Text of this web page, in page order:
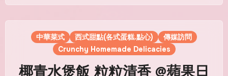
中華菜式 西式甜點(各式蛋糕.點心)
傳媒訪問
Crunchy Homemade Delicacies
椰青水煲飯 粒粒清香 @蘋果日